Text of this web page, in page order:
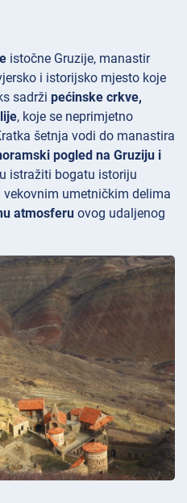
istočne Gruzije, manastir
i istorijsko mjesto koje
sadrži pećinske crkve,
, koje se neprimjetno
šetnja vodi do manastira
pogled na Gruziju i
istražiti bogatu istoriju
umetničkim delima
atmosferu ovog udaljenog